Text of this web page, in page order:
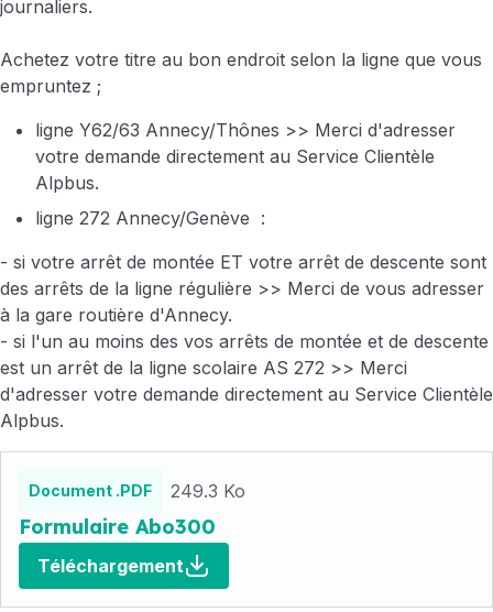
journaliers.
Achetez votre titre au bon endroit selon la ligne que vous
empruntez ;
ligne Y62/63 Annecy/Thônes >> Merci d'adresser
votre demande directement au Service Clientèle
Alpbus.
ligne 272 Annecy/Genève :
- si votre arrêt de montée ET votre arrêt de descente sont
des arrêts de la ligne régulière >> Merci de vous adresser
à la gare routière d'Annecy.
- si l'un au moins des vos arrêts de montée et de descente
est un arrêt de la ligne scolaire AS 272 >> Merci
d'adresser votre demande directement au Service Clientèle
Alpbus.
Document .PDF 249.3 Ko
Formulaire Abo300
Téléchargement